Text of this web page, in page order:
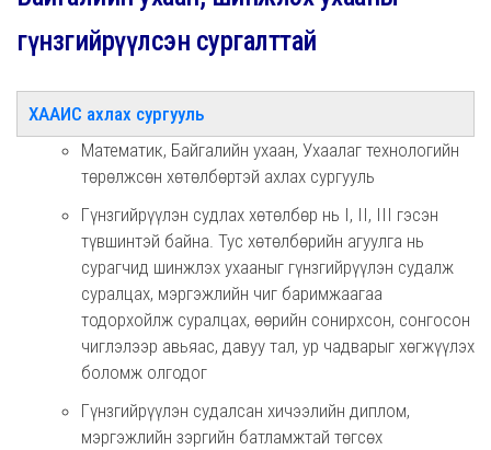
гүнзгийрүүлсэн сургалттай
ХААИС ахлах сургууль
Математик, Байгалийн ухаан, Ухаалаг технологийн
төрөлжсөн хөтөлбөртэй ахлах сургууль
Гүнзгийрүүлэн судлах хөтөлбөр нь I, II, III гэсэн
түвшинтэй байна. Тус хөтөлбөрийн агуулга нь
сурагчид шинжлэх ухааныг гүнзгийрүүлэн судалж
суралцах, мэргэжлийн чиг баримжаагаа
тодорхойлж суралцах, өөрийн сонирхсон, сонгосон
чиглэлээр авьяас, давуу тал, ур чадварыг хөгжүүлэх
боломж олгодог
Гүнзгийрүүлэн судалсан хичээлийн диплом,
мэргэжлийн зэргийн батламжтай төгсөх